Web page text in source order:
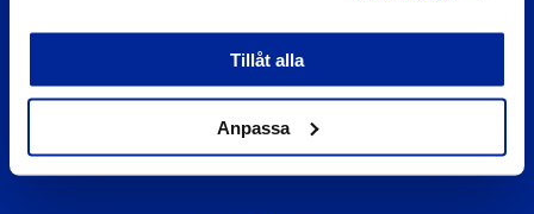
Tillåt alla
Anpassa